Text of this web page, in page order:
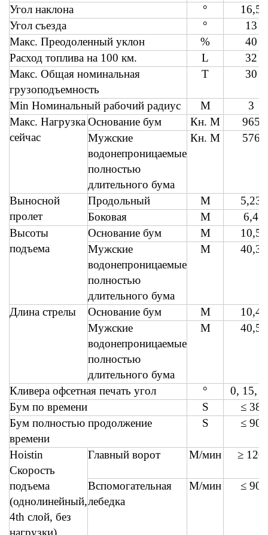
Угол наклона
°
16,5
Угол съезда
°
13
Макс. Преодоленный уклон
%
40
Расход топлива на 100 км.
L
32
Макс. Общая номинальная
грузоподъемность
T 30
Min Номинальный рабочий радиус М
3
Макс. Нагрузка
сейчас
Основание бум Кн. М
965
Мужские
водонепроницаемые
полностью
длительного бума
Кн. М 576
Выносной
пролет
Продольный М
5,23
Боковая
М
6,4
Высоты
подъема
Основание бум М
10,5
Мужские
водонепроницаемые
полностью
длительного бума
М 40,3
Длина стрелы Основание бум М
10,4
Мужские
водонепроницаемые
полностью
длительного бума
М 40,5
Кливера офсетная печать угол °
0, 15,
Бум по времени
S
≤ 38
Бум полностью продолжение
времени
S ≤ 90
Hoistin
Скорость
подъема
(однолинейный,
4th слой, без
нагрузки)
Главный ворот М/мин ≥ 120
Вспомогательная
лебедка
М/мин ≤ 90